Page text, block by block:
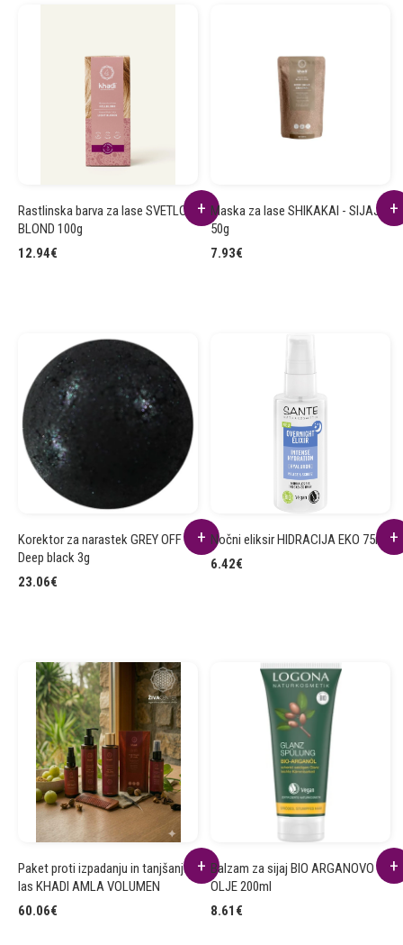
Rastlinska barva za lase SVETLO
BLOND 100g
12.94€
Maska za lase SHIKAKAI - SIJAJ
50g
7.93€
Korektor za narastek GREY OFF
Deep black 3g
23.06€
Nočni eliksir HIDRACIJA EKO 75ml
6.42€
Paket proti izpadanju in tanjšanju
las KHADI AMLA VOLUMEN
60.06€
Balzam za sijaj BIO ARGANOVO
OLJE 200ml
8.61 €